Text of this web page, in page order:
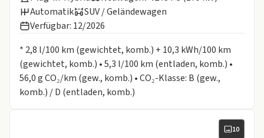
Automatik
SUV / Geländewagen
Verfügbar: 12/2026
* 2,8 l/100 km (gewichtet, komb.) + 10,3 kWh/100 km
(gewichtet, komb.) • 5,3 l/100 km (entladen, komb.) •
56,0 g CO₂/km (gew., komb.) • CO₂-Klasse: B (gew.,
komb.) / D (entladen, komb.)
10